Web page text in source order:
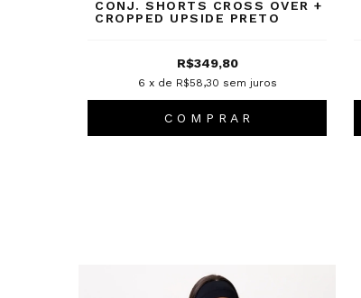
CONJ. SHORTS CROSS OVER +
CROPPED UPSIDE PRETO
R$349,80
6 x de R$58,30 sem juros
C O M P R A R